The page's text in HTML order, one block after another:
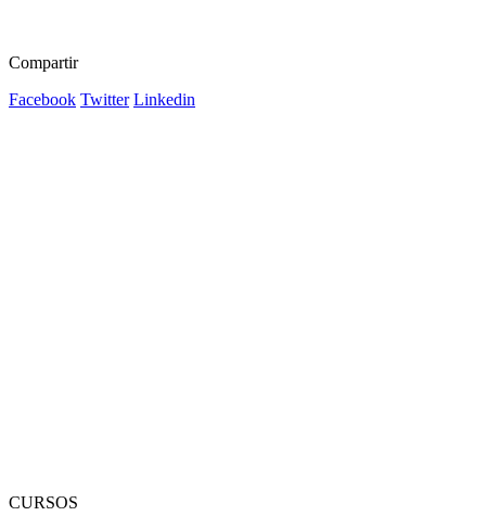
Compartir
Facebook Twitter Linkedin
CURSOS